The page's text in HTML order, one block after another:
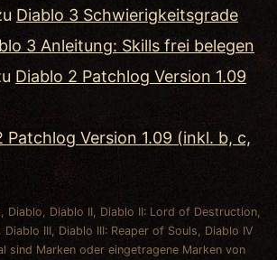
Diablo 3 Schwierigkeitsgrade
3 Anleitung: Skills frei belegen
Diablo 2 Patchlog Version 1.09
Patchlog Version 1.09 (inkl. b, c,
Diablo, Diablo II, Diablo II: Lord of Destruction,
Diablo III, Diablo III: Reaper of Souls, Diablo IV
sind Marken oder eingetragene Marken von